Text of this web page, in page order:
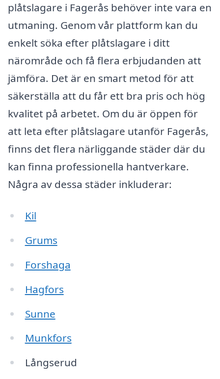
plåtslagare i Fagerås behöver inte vara en
utmaning. Genom vår plattform kan du
enkelt söka efter plåtslagare i ditt
närområde och få flera erbjudanden att
jämföra. Det är en smart metod för att
säkerställa att du får ett bra pris och hög
kvalitet på arbetet. Om du är öppen för
att leta efter plåtslagare utanför Fagerås,
finns det flera närliggande städer där du
kan finna professionella hantverkare.
Några av dessa städer inkluderar:
Kil
Grums
Forshaga
Hagfors
Sunne
Munkfors
Långserud